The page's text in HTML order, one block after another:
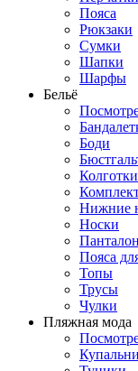
Пояса
Рюкзаки
Сумки
Шапки
Шарфы
Бельё
Боди
Колготки
Нижние
Носки
Поясa
Топы
Трусы
Чулки
Пляжная мода